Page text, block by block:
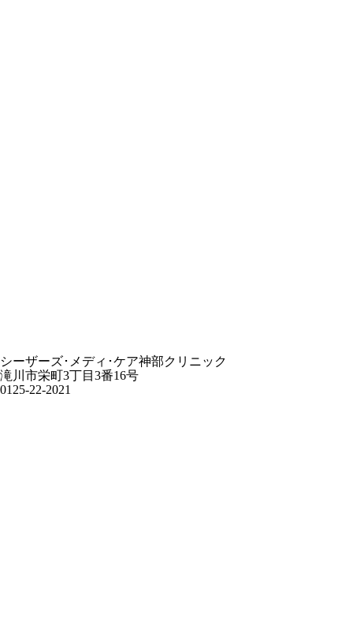
シーザーズ･メディ･ケア神部クリニック
滝川市栄町3丁目3番16号
0125-22-2021